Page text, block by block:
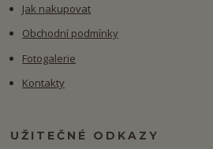
Jak nakupovat
Obchodní podmínky
Fotogalerie
Kontakty
UŽITEČNÉ ODKAZY